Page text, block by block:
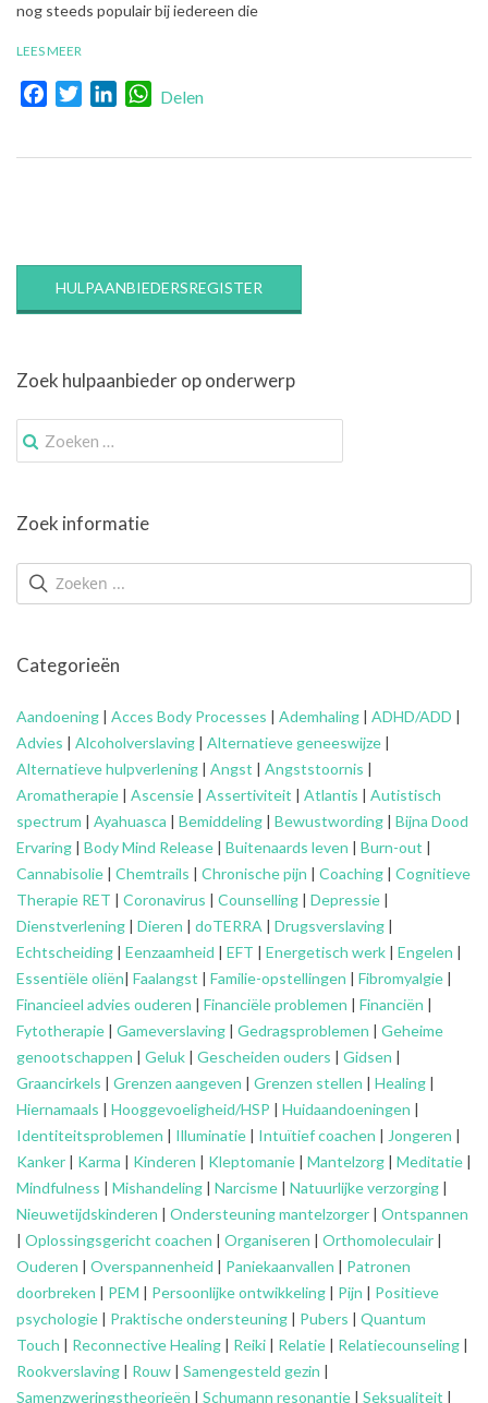
nog steeds populair bij iedereen die
LEES MEER
FacebookTwitterLinkedInWhatsApp
Delen
HULPAANBIEDERSREGISTER
Zoek hulpaanbieder op onderwerp
Zoek
naar:
Zoek informatie
Categorieën
Aandoening | Acces Body Processes | Ademhaling | ADHD/ADD |
Advies | Alcoholverslaving | Alternatieve geneeswijze |
Alternatieve hulpverlening | Angst | Angststoornis |
Aromatherapie | Ascensie | Assertiviteit | Atlantis | Autistisch
spectrum | Ayahuasca | Bemiddeling | Bewustwording | Bijna Dood
Ervaring | Body Mind Release | Buitenaards leven | Burn-out |
Cannabisolie | Chemtrails | Chronische pijn | Coaching | Cognitieve
Therapie RET | Coronavirus | Counselling | Depressie |
Dienstverlening | Dieren | doTERRA | Drugsverslaving |
Echtscheiding | Eenzaamheid | EFT | Energetisch werk | Engelen |
Essentiële oliën| Faalangst | Familie-opstellingen | Fibromyalgie |
Financieel advies ouderen | Financiële problemen | Financiën |
Fytotherapie | Gameverslaving | Gedragsproblemen | Geheime
genootschappen | Geluk | Gescheiden ouders | Gidsen |
Graancirkels | Grenzen aangeven | Grenzen stellen | Healing |
Hiernamaals | Hooggevoeligheid/HSP | Huidaandoeningen |
Identiteitsproblemen | Illuminatie | Intuïtief coachen | Jongeren |
Kanker | Karma | Kinderen | Kleptomanie | Mantelzorg | Meditatie |
Mindfulness | Mishandeling | Narcisme | Natuurlijke verzorging |
Nieuwetijdskinderen | Ondersteuningmantelzorger | Ontspannen
| Oplossingsgericht coachen | Organiseren | Orthomoleculair |
Ouderen | Overspannenheid | Paniekaanvallen | Patronen
doorbreken | PEM | Persoonlijke ontwikkeling | Pijn | Positieve
psychologie | Praktische ondersteuning | Pubers | Quantum
Touch | Reconnective Healing | Reiki | Relatie | Relatiecounseling |
Rookverslaving | Rouw | Samengesteld gezin |
Samenzweringstheorieën | Schumann resonantie | Seksualiteit |